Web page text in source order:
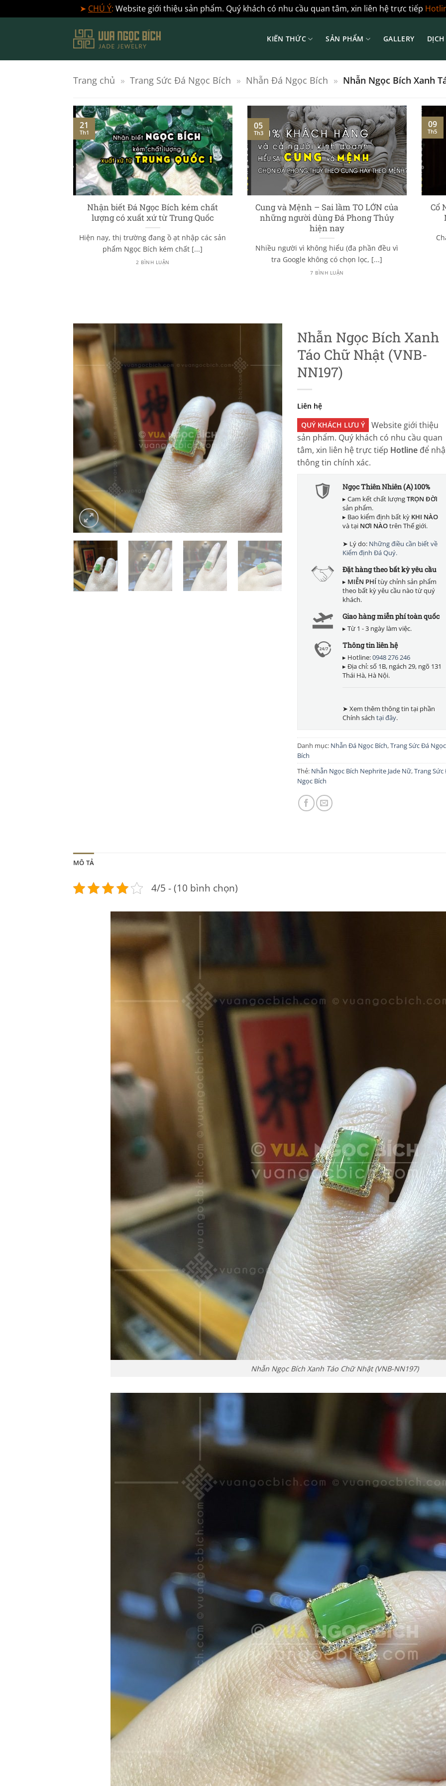
➤ CHÚ Ý: Website giới thiệu sản phẩm. Quý khách có nhu cầu quan tâm, xin liên hệ trực tiếp
dung
KIẾN THỨC SẢN PHẨM GALLERY
Trang chủ » Trang Sức Đá Ngọc Bích » Nhẫn Đá Ngọc Bích » Nhẫn Ngọc Bích Xanh
Nhận biết Đá Ngọc Bích kém chất
lượng có xuất xứ từ Trung Quốc
Hiện nay, thị trường đang ồ ạt nhập các sản
phẩm Ngọc Bích kém chất [...]
2 BÌNH LUẬN
21
Th1
Cung và Mệnh – Sai lầm TO LỚN của
những người dùng Đá Phong Thủy
hiện nay
Nhiều người vì không hiểu (đa phần đều vì
tra Google không có chọn lọc, [...]
7 BÌNH LUẬN
05
Th3
Cổ
09
Th5
Nhẫn Ngọc Bích Xanh
Táo Chữ Nhật (VNB-
NN197)
Liên hệ
QUÝ KHÁCH LƯU Ý
Website giới thiệu
sản phẩm. Quý khách có nhu cầu quan
tâm, xin liên hệ trực tiếp Hotline để
thông tin chính xác.
Ngọc Thiên Nhiên (A) 100%
▸ Cam kết chất lượngTRỌN ĐỜI
sản phẩm.
▸ Bao kiểm định bất kỳ KHI NÀO
và tại NƠI NÀOtrên Thế giới.
➤ Lý do: Những điều cần biết về
Kiểm định Đá Quý.
Đặt hàng theo bất kỳ yêu cầu
▸ MIỄN PHÍtùy chỉnh sản phẩm
theo bất kỳ yêu cầu nào từ quý
khách.
Giao hàng miễn phí toàn quốc
▸ Từ 1 - 3 ngày làm việc.
Thông tin liên hệ
▸ Hotline:0948 276 246
▸ Địa chỉ: số 1B, ngách 29, ngõ 131
Thái Hà, Hà Nội.
➤ Xem thêm thông tin tại phần
Chính sách tại đây.
Danh mục: Nhẫn Đá Ngọc Bích,Trang Sức Đá Ngọc
Bích
Thẻ: Nhẫn Ngọc Bích Nephrite Jade Nữ,Trang Sức
Ngọc Bích
MÔ TẢ
4/5 - (10 bình chọn)
Nhẫn Ngọc Bích Xanh Táo Chữ Nhật (VNB-NN197)